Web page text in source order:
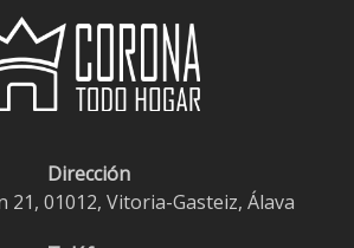
Dirección
21, 01012, Vitoria-Gasteiz, Álava